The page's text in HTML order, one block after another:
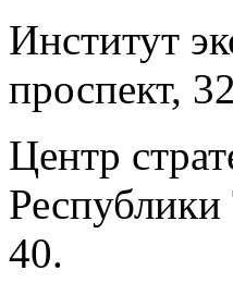
Институт
проспект,
Центр
40.